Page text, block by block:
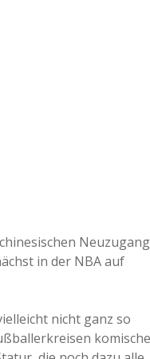
Neuzugang
in der NBA auf
nicht ganz so